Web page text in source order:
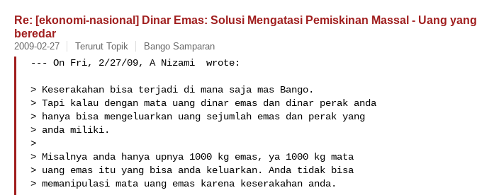
Re: [ekonomi-nasional] Dinar Emas: Solusi Mengatasi Pemiskinan Massal - Uang yang
beredar
2009-02-27 Terurut Topik Bango Samparan
--- On Fri, 2/27/09, A Nizami  wrote:
> Keserakahan bisa terjadi di mana saja mas Bango.
> Tapi kalau dengan mata uang dinar emas dan dinar perak anda
> hanya bisa mengeluarkan uang sejumlah emas dan perak yang
> anda miliki.
>
> Misalnya anda hanya upnya 1000 kg emas, ya 1000 kg mata
> uang emas itu yang bisa anda keluarkan. Anda tidak bisa
> memanipulasi mata uang emas karena keserakahan anda.